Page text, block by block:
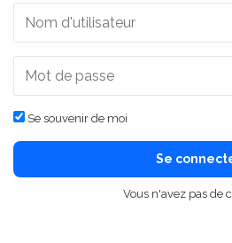
Se souvenir de moi
Se
Vous n'avez pas de